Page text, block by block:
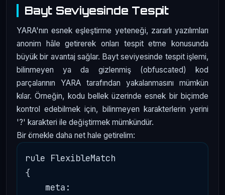
Bayt Seviyesinde Tespit
YARA'nın esnek eşleştirme yeteneği, zararlı yazılımları
anonim hâle getirerek onları tespit etme konusunda
büyük bir avantaj sağlar. Bayt seviyesinde tespit işlemi,
bilinmeyen ya da gizlenmiş (obfuscated) kod
parçalarının YARA tarafından yakalanmasını mümkün
kılar. Örneğin, kodu bellek üzerinde esnek bir biçimde
kontrol edebilmek için, bilinmeyen karakterlerin yerini
'?' karakteri ile değiştirmek mümkündür.
Bir örnekle daha net hale getirelim:
rule FlexibleMatch
{
    meta: